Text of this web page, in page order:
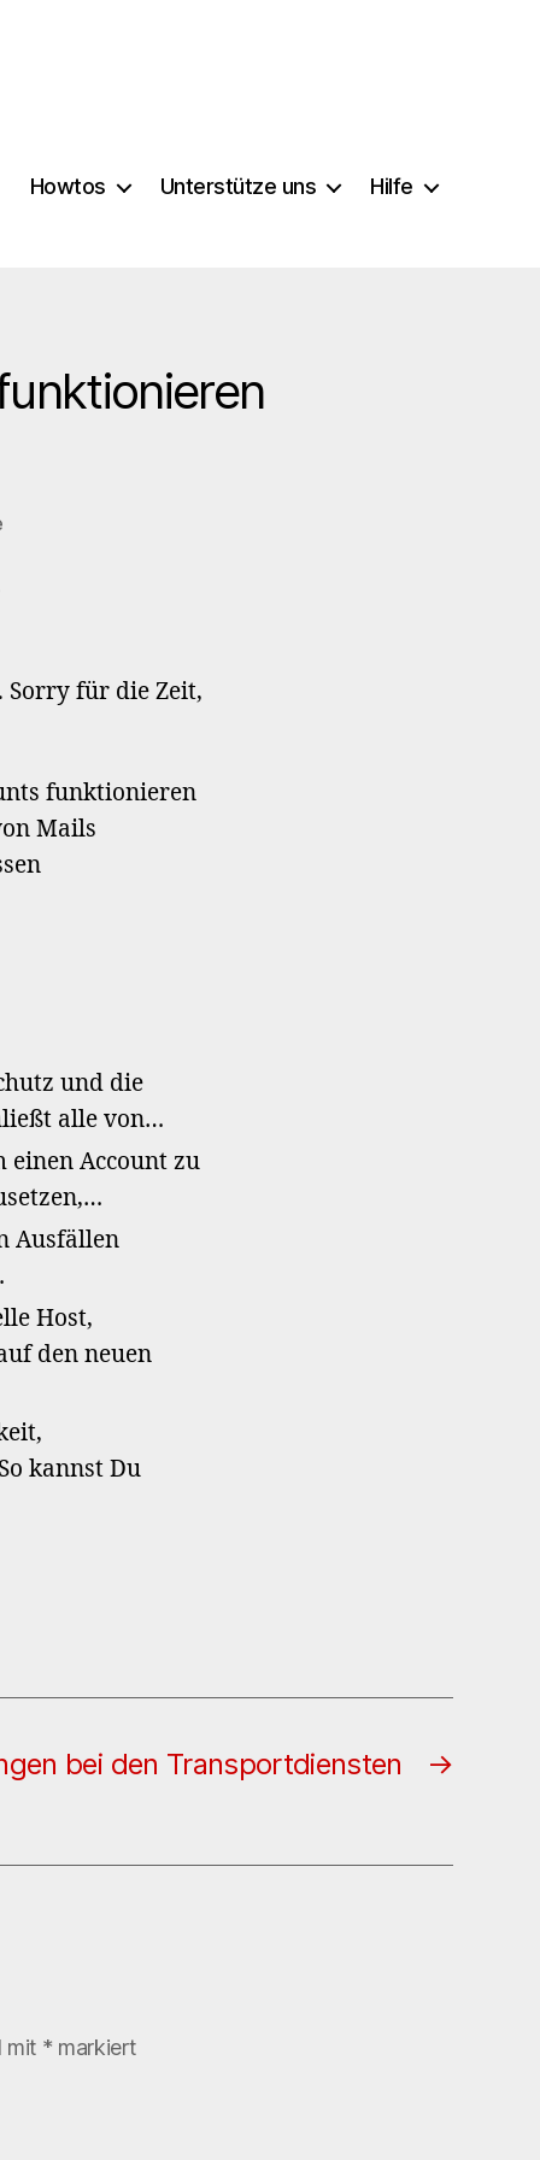
Howtos Unterstütze uns
Hilfe
zu
Sorry für die Zeit,
funktionieren
Mails
und die
alle von…
einen Account zu
Ausfällen
Host,
den neuen
kannst Du
→
bei den Transportdiensten
mit * markiert